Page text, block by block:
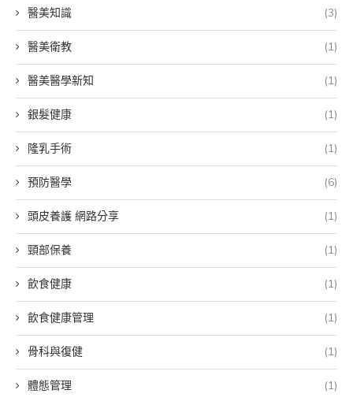
醫美知識 (3)
醫美衛教 (1)
醫美醫學新知 (1)
銀髮健康 (1)
隆乳手術 (1)
預防醫學 (6)
頭皮養護 網路分享 (1)
頸部保養 (1)
飲食健康 (1)
飲食健康管理 (1)
骨科與復健 (1)
體態管理 (1)